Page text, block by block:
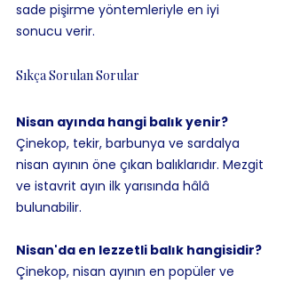
sade pişirme yöntemleriyle en iyi
sonucu verir.
Sıkça Sorulan Sorular
Nisan ayında hangi balık yenir?
Çinekop, tekir, barbunya ve sardalya
nisan ayının öne çıkan balıklarıdır. Mezgit
ve istavrit ayın ilk yarısında hâlâ
bulunabilir.
Nisan'da en lezzetli balık hangisidir?
Çinekop, nisan ayının en popüler ve